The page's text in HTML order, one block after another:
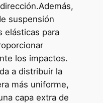
suspensión
elásticas para
los impactos.
a distribuir la
más uniforme,
capa extra de